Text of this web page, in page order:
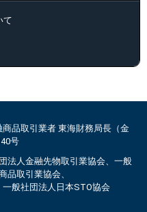
て
品取引業者 東海財務局長（金
号
法人金融先物取引業協会、一般
品取引業協会、
般社団法人日本STO協会